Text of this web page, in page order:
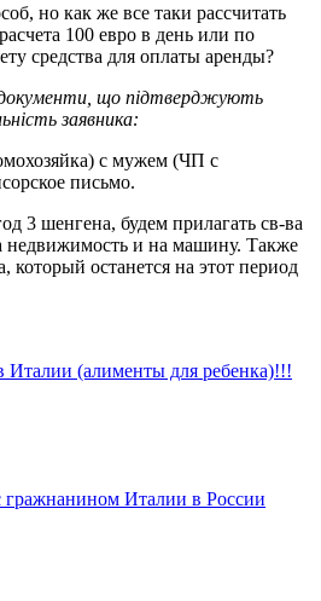
но как же все таки рассчитать
100 евро в день или по
средства для оплаты аренды?
що підтверджують
заявника:
с мужем (ЧП с
письмо.
3 шенгена, будем прилагать св-ва
недвижимость и на машину. Также
который останется на этот период
Италии (алименты для ребенка)!!!
гражнанином Италии в России